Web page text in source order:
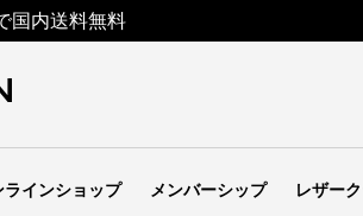
国内送料無料
ラインショップ メンバーシップ レザー